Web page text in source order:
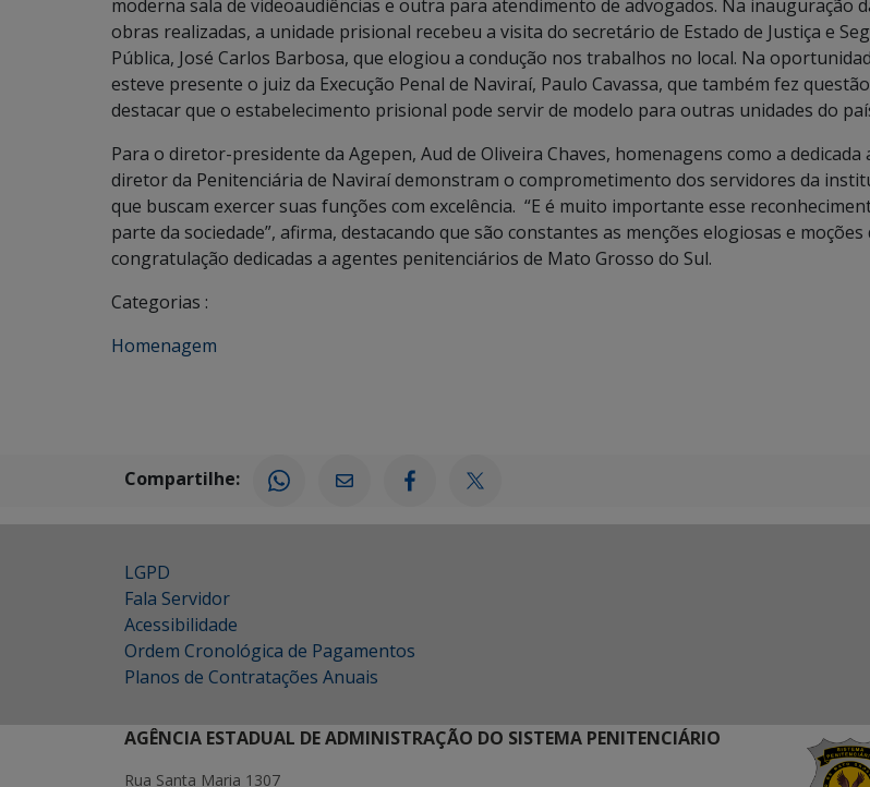
moderna sala de videoaudiências e outra para atendimento de advogados. Na inauguração
obras realizadas, a unidade prisional recebeu a visita do secretário de Estado de Justiça e
Pública, José Carlos Barbosa, que elogiou a condução nos trabalhos no local. Na
esteve presente o juiz da Execução Penal de Naviraí, Paulo Cavassa, que também fez
destacar que o estabelecimento prisional pode servir de modelo para outras unidades do
Para o diretor-presidente da Agepen, Aud de Oliveira Chaves, homenagens como a dedicada
diretor da Penitenciária de Naviraí demonstram o comprometimento dos servidores da
que buscam exercer suas funções com excelência. “E é muito importante esse
parte da sociedade”, afirma, destacando que são constantes as menções elogiosas e moções
congratulação dedicadas a agentes penitenciários de Mato Grosso do Sul.
Categorias :
Homenagem
Compartilhe:
LGPD
Fala Servidor
Acessibilidade
Ordem Cronológica de Pagamentos
Planos de Contratações Anuais
AGÊNCIA ESTADUAL DE ADMINISTRAÇÃO DO SISTEMA PENITENCIÁRIO
Rua Santa Maria 1307